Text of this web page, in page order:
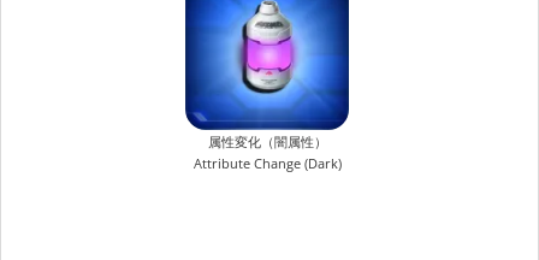
属性変化（闇属性）
Attribute Change (Dark)